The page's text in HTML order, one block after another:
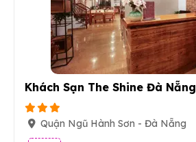
Khách Sạn The Shine Đà Nẵng
Quận Ngũ Hành Sơn - Đà Nẵng